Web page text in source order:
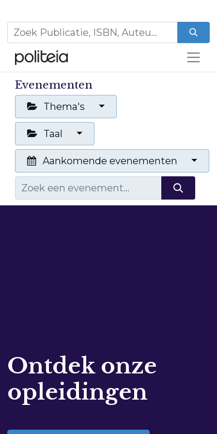
Evenementen
Thema's
Taal
Aankomende evenementen
Ontdek onze
opleidingen